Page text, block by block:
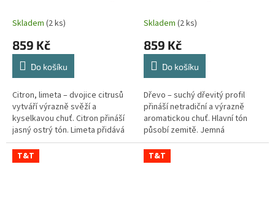
Skladem (2 ks)
859 Kč
Do košíku
Citron, limeta – dvojice citrusů
vytváří výrazně svěží a
kyselkavou chuť. Citron přináší
jasný ostrý tón. Limeta přidává
zelenou citrusovou svěžest.
Střední síla podtrhuje živý...
Skladem (2 ks)
859 Kč
Do košíku
Dřevo – suchý dřevitý profil
přináší netradiční a výrazně
aromatickou chuť. Hlavní tón
působí zemitě. Jemná
kořenitost mu dodává hloubku.
Střední síla podporuje plný
charakter...
T&T T&T